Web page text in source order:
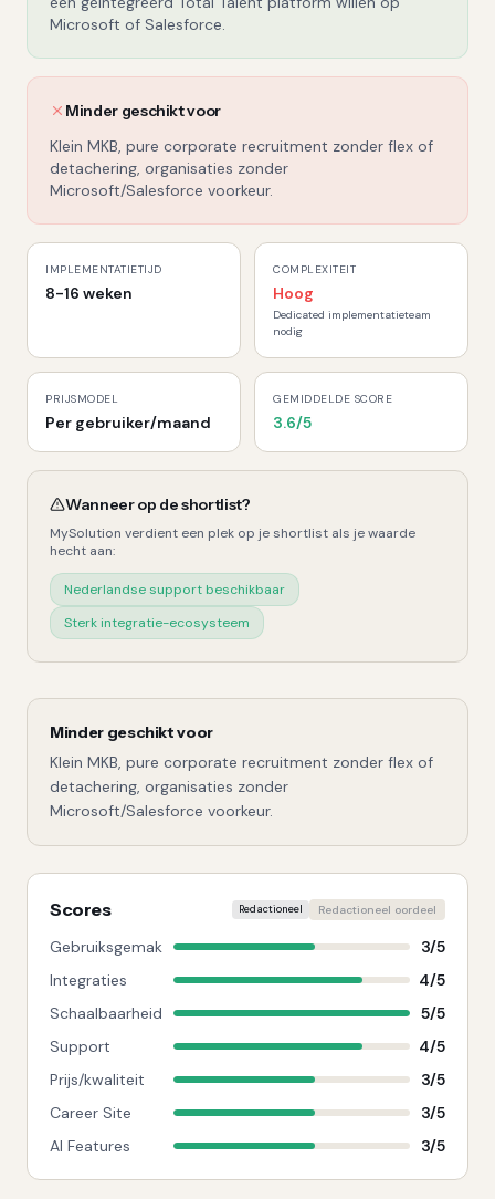
Microsoft of Salesforce.
Minder geschikt voor
Klein MKB, pure corporate recruitment zonder flex of
detachering, organisaties zonder
Microsoft/Salesforce voorkeur.
IMPLEMENTATIETIJD
8-16 weken
COMPLEXITEIT
Hoog
Dedicated implementatieteam
nodig
PRIJSMODEL
Per gebruiker/maand
GEMIDDELDE SCORE
3.6/5
Wanneer op de shortlist?
MySolution verdient een plek op je shortlist als je waarde
hecht aan:
Nederlandse support beschikbaar
Sterk integratie-ecosysteem
Minder geschikt voor
Klein MKB, pure corporate recruitment zonder flex of
detachering, organisaties zonder
Microsoft/Salesforce voorkeur.
Scores Redactioneel Redactioneel oordeel
Gebruiksgemak 3/5
Integraties
4/5
Schaalbaarheid
5/5
Support
4/5
Prijs/kwaliteit
3/5
Career Site
3/5
AI Features
3/5